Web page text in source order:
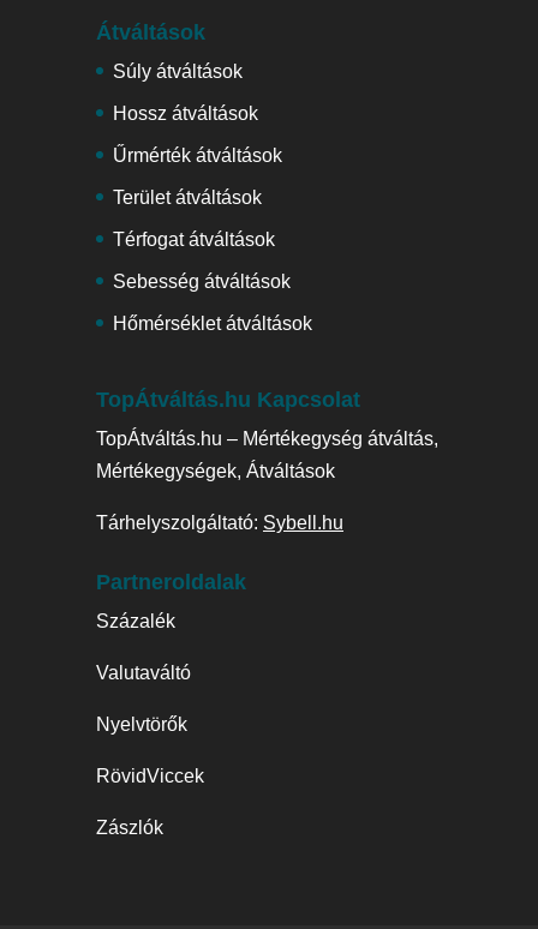
Átváltások
Súly átváltások
Hossz átváltások
Űrmérték átváltások
Terület átváltások
Térfogat átváltások
Sebesség átváltások
Hőmérséklet átváltások
TopÁtváltás.hu Kapcsolat
TopÁtváltás.hu – Mértékegység átváltás,
Mértékegységek, Átváltások
Tárhelyszolgáltató: Sybell.hu
Partneroldalak
Százalék
Valutaváltó
Nyelvtörők
RövidViccek
Zászlók